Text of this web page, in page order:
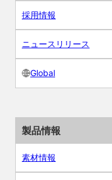
採用情報
ニュースリリース
Global
製品情報
素材情報